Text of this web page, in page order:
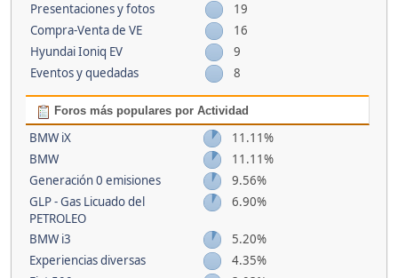
Presentaciones y fotos
19
Compra-Venta de VE
16
Hyundai Ioniq EV
9
Eventos y quedadas
8
Foros más populares por Actividad
BMW iX
11.11%
BMW
11.11%
Generación 0 emisiones
9.56%
GLP - Gas Licuado del
PETROLEO
6.90%
BMW i3
5.20%
Experiencias diversas
4.35%